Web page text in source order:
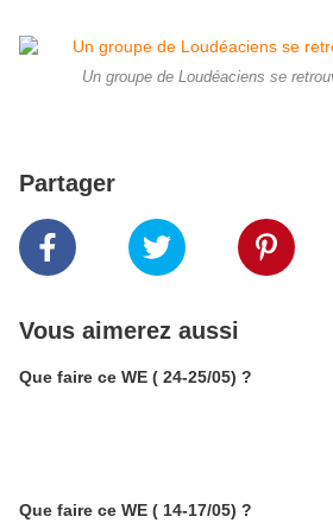
Un groupe de Loudéaciens se
Partager
Vous aimerez aussi
Que faire ce WE ( 24-25/05) ?
Que faire ce WE ( 14-17/05) ?